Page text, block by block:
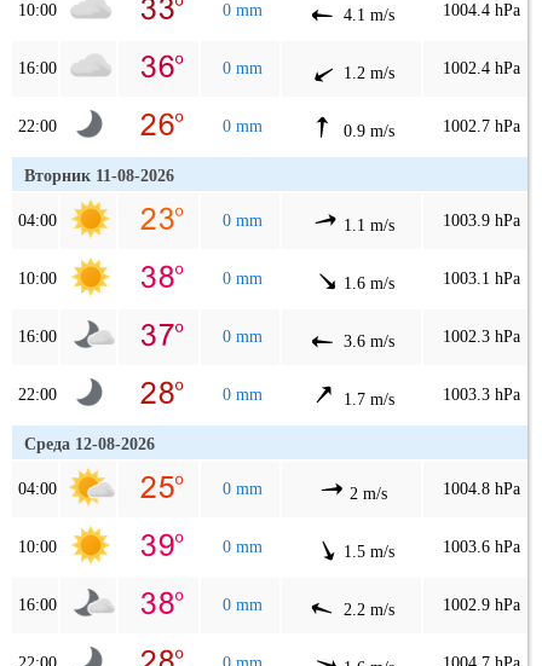
10:00 0 mm 4.1 m/s 1004.4 hPa
16:00 0 mm 1.2 m/s 1002.4 hPa
22:00 0 mm 0.9 m/s 1002.7 hPa
Вторник 11-08-2026
04:00 0 mm 1.1 m/s 1003.9 hPa
10:00 0 mm 1.6 m/s 1003.1 hPa
16:00 0 mm 3.6 m/s 1002.3 hPa
22:00 0 mm 1.7 m/s 1003.3 hPa
Среда 12-08-2026
04:00 0 mm 2 m/s 1004.8 hPa
10:00 0 mm 1.5 m/s 1003.6 hPa
16:00 0 mm 2.2 m/s 1002.9 hPa